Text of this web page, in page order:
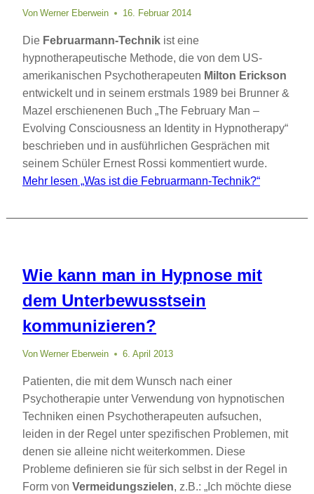
Von Werner Eberwein 16. Februar 2014
Die Februarmann-Technik ist eine
hypnotherapeutische Methode, die von dem US-
amerikanischen Psychotherapeuten Milton Erickson
entwickelt und in seinem erstmals 1989 bei Brunner &
Mazel erschienenen Buch „The February Man –
Evolving Consciousness an Identity in Hypnotherapy“
beschrieben und in ausführlichen Gesprächen mit
seinem Schüler Ernest Rossi kommentiert wurde.
Mehr lesen „Was ist die Februarmann-Technik?“
Wie kann man in Hypnose mit
dem Unterbewusstsein
kommunizieren?
Von Werner Eberwein 6. April 2013
Patienten, die mit dem Wunsch nach einer
Psychotherapie unter Verwendung von hypnotischen
Techniken einen Psychotherapeuten aufsuchen,
leiden in der Regel unter spezifischen Problemen, mit
denen sie alleine nicht weiterkommen. Diese
Probleme definieren sie für sich selbst in der Regel in
Form von Vermeidungszielen, z.B.: „Ich möchte diese